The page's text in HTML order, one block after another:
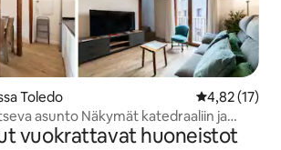
Toledo
4,82 (17)
asunto Näkymät katedraaliin ja
vuokrattavat huoneistot